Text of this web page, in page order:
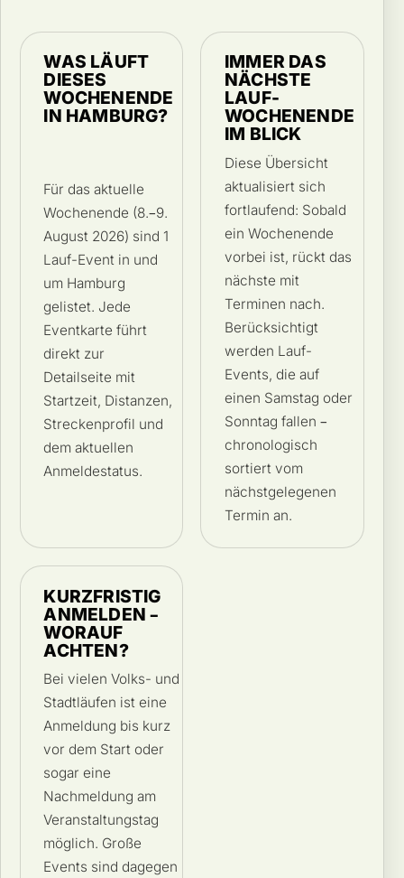
WAS LÄUFT
DIESES
WOCHENENDE
IN HAMBURG?
Für das aktuelle
Wochenende (8.–9.
August 2026) sind 1
Lauf-Event in und
um Hamburg
gelistet. Jede
Eventkarte führt
direkt zur
Detailseite mit
Startzeit, Distanzen,
Streckenprofil und
dem aktuellen
Anmeldestatus.
IMMER DAS
NÄCHSTE
LAUF-
WOCHENENDE
IM BLICK
Diese Übersicht
aktualisiert sich
fortlaufend: Sobald
ein Wochenende
vorbei ist, rückt das
nächste mit
Terminen nach.
Berücksichtigt
werden Lauf-
Events, die auf
einen Samstag oder
Sonntag fallen –
chronologisch
sortiert vom
nächstgelegenen
Termin an.
KURZFRISTIG
ANMELDEN –
WORAUF
ACHTEN?
Bei vielen Volks- und
Stadtläufen ist eine
Anmeldung bis kurz
vor dem Start oder
sogar eine
Nachmeldung am
Veranstaltungstag
möglich. Große
Events sind dagegen